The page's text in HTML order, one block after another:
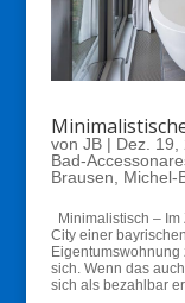
von JB| Dez. 19,
Bad-
Brausen
Michel-
Minimalistisch –
City einer
Eigentumswohnung
sich. Wenn das
sich als bezahlbar